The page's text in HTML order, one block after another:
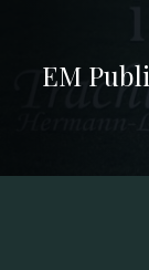
EM